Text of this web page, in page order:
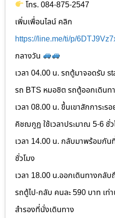
โทร. 084-875-2547
เพิ่มเพื่อนไลน์ คลิก
https://line.me/ti/p/
กลางวัน
เวลา 04.00 น. รถตู้มาจอดรับ
รถ BTS หมอชิต รถตู้ออกเดินท
เวลา 08.00 น. ขึ้นเขาสักการะ
คิชฌกูฏ ใช้เวลาประมาณ 5-6 ชั่
เวลา 14.00 น. กลับมาพร้อมกั
ชั่วโมง
เวลา 18.00 น.ออกเดินทางกลั
รถตู้ไป-กลับ คนละ 590 บาท เท่
สำรองที่นั่งเดินทาง